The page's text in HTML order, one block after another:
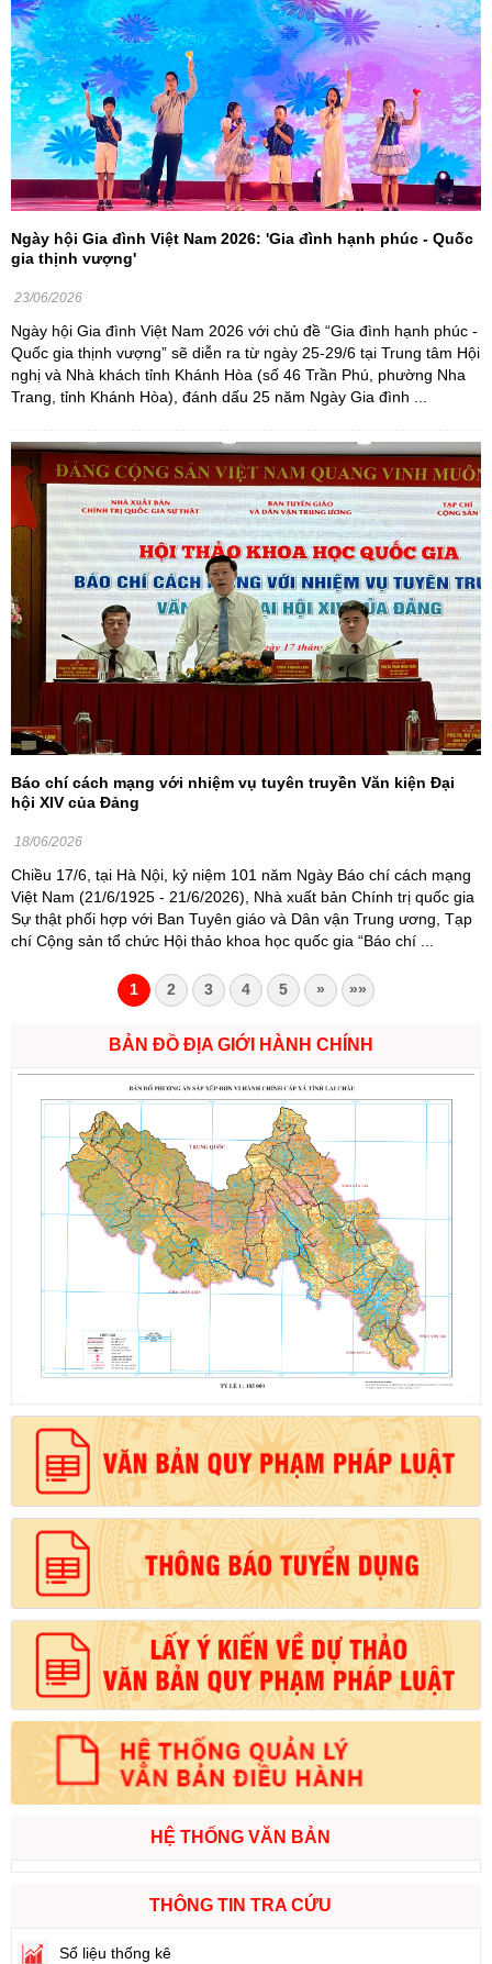
Ngày hội Gia đình Việt Nam 2026: 'Gia đình hạnh phúc - Quốc
gia thịnh vượng'
23/06/2026
Ngày hội Gia đình Việt Nam 2026 với chủ đề “Gia đình hạnh phúc -
Quốc gia thịnh vượng” sẽ diễn ra từ ngày 25-29/6 tại Trung tâm Hội
nghị và Nhà khách tỉnh Khánh Hòa (số 46 Trần Phú, phường Nha
Trang, tỉnh Khánh Hòa), đánh dấu 25 năm Ngày Gia đình ...
Báo chí cách mạng với nhiệm vụ tuyên truyền Văn kiện Đại
hội XIV của Đảng
18/06/2026
Chiều 17/6, tại Hà Nội, kỷ niệm 101 năm Ngày Báo chí cách mạng
Việt Nam (21/6/1925 - 21/6/2026), Nhà xuất bản Chính trị quốc gia
Sự thật phối hợp với Ban Tuyên giáo và Dân vận Trung ương, Tạp
chí Cộng sản tổ chức Hội thảo khoa học quốc gia “Báo chí ...
1 2 3 4 5 » »»
BẢN ĐỒ ĐỊA GIỚI HÀNH CHÍNH
HỆ THỐNG VĂN BẢN
THÔNG TIN TRA CỨU
Số liệu thống kê